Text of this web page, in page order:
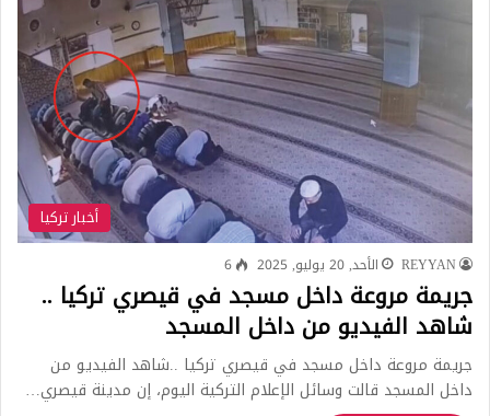
أخبار تركيا
REYYAN الأحد, 20 يوليو, 2025 6
جريمة مروعة داخل مسجد في قيصري تركيا ..
شاهد الفيديو من داخل المسجد
جريمة مروعة داخل مسجد في قيصري تركيا ..شاهد الفيديو من
داخل المسجد قالت وسائل الإعلام التركية اليوم، إن مدينة قيصري…